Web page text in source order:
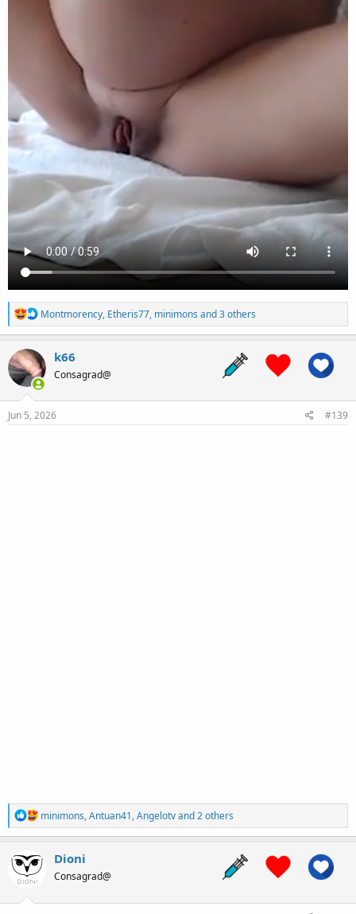
R
e
a
c
t
i
o
n
s
Montmorency, Etheris77, minimons and 3 others
k66
Consagrad@
Jun 5, 2026 #139
R
e
a
t
n
minimons,Antuan41,Angelotvand 2 others
Dioni
Consagrad@